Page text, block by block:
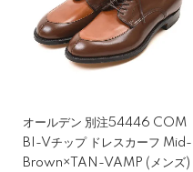
オールデン 別注54446 COM
BI-Vチップ ドレスカーフ Mid-
Brown×TAN-VAMP (メンズ)